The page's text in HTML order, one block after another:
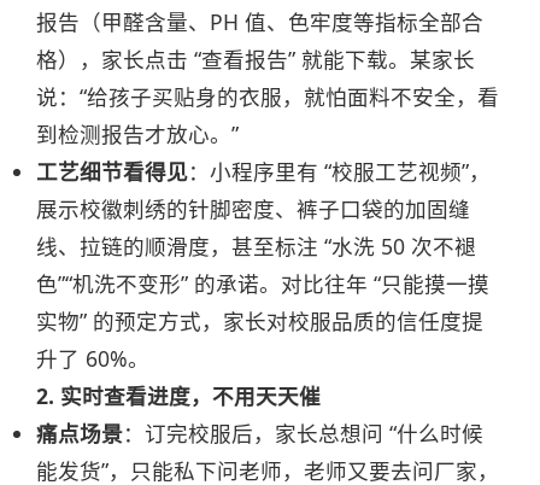
报告（甲醛含量、PH 值、色牢度等指标全部合
格），家长点击 “查看报告” 就能下载。某家长
说：“给孩子买贴身的衣服，就怕面料不安全，看
到检测报告才放心。”
工艺细节看得见：小程序里有 “校服工艺视频”，
展示校徽刺绣的针脚密度、裤子口袋的加固缝
线、拉链的顺滑度，甚至标注 “水洗 50 次不褪
色”“机洗不变形” 的承诺。对比往年 “只能摸一摸
实物” 的预定方式，家长对校服品质的信任度提
升了 60%。
2. 实时查看进度，不用天天催
痛点场景：订完校服后，家长总想问 “什么时候
能发货”，只能私下问老师，老师又要去问厂家，